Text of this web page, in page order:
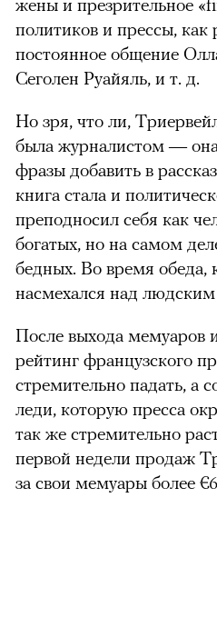
политиков и прессы, как
постоянное общение
Сеголен Руайяль, и т. д.
Но зря, что ли,
была журналистом — она
фразы добавить в
книга стала и
преподносил себя как
богатых, но на самом
бедных. Во время обеда,
насмехался над
После выхода мемуаров
рейтинг французского
стремительно падать, а
леди, которую пресса
так же стремительно
первой недели продаж
за свои мемуары более €